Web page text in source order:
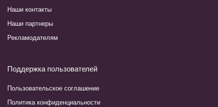
Наши контакты
Наши партнеры
Рекламодателям
Поддержка пользователей
Пользовательское соглашение
Политика конфиденциальности